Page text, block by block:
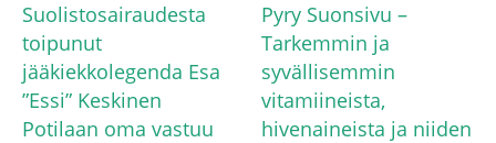
Suolistosairaudesta
toipunut
jääkiekkolegenda Esa
”Essi” Keskinen
Potilaan oma vastuu
Pyry Suonsivu –
Tarkemmin ja
syvällisemmin
vitamiineista,
hivenaineista ja niiden